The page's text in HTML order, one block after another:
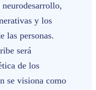
y los
las personas.
será
de los
se visiona como